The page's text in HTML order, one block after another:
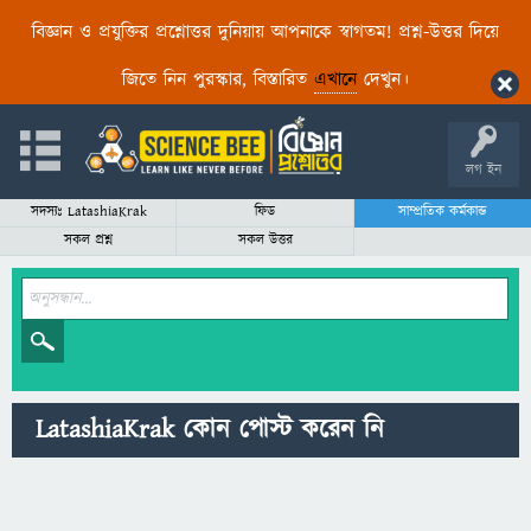
বিজ্ঞান ও প্রযুক্তির প্রশ্নোত্তর দুনিয়ায় আপনাকে স্বাগতম! প্রশ্ন-উত্তর দিয়ে
জিতে নিন পুরস্কার, বিস্তারিত এখানেদেখুন।
লগ ইন
সদস্যঃ LatashiaKrak ফিড
সাম্প্রতিক কর্মকান্ড
সকল প্রশ্ন
সকল উত্তর
LatashiaKrak কোন পোস্ট করেন নি